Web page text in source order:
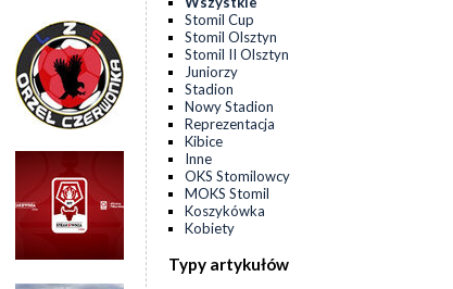
Stomil Cup
Stomil Olsztyn
Stomil II Olsztyn
Juniorzy
Stadion
Nowy Stadion
Reprezentacja
Kibice
Inne
OKS Stomilowcy
MOKS Stomil
Koszykówka
Kobiety
Typy artykułów